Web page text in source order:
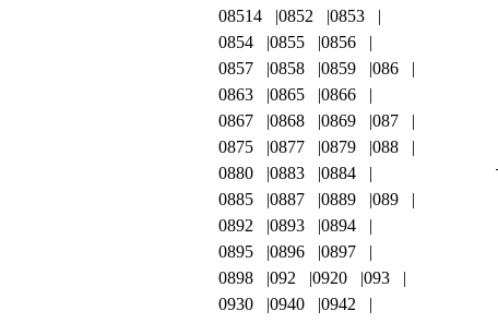
08514
0852
0853
0854
0855
0856
0857
0858 0859
086
0863
0865
0866
0867
0868 0869
087
0875
0877 0879
088
0880
0883
0884
0885
0887 0889
089
0892
0893
0894
0895
0896
0897
0898
092 0920
093
0930
0940
0942